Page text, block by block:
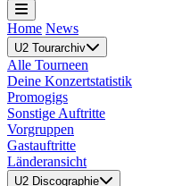
Home News
U2 Tourarchiv
Alle Tourneen
Deine Konzertstatistik
Promogigs
Sonstige Auftritte
Vorgruppen
Gastauftritte
Länderansicht
U2 Discographie